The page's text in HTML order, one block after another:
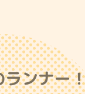
ンナー